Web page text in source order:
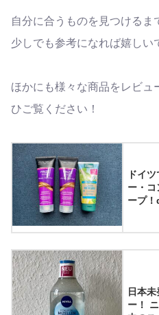
自分に合うものを見つけるま
少しでも参考になれば嬉しい
ほかにも様々な商品をレビ
ひご覧ください！
ドイ
ー・コ
ープ
日本
ー！ ニベアの本場ドイツでリピート